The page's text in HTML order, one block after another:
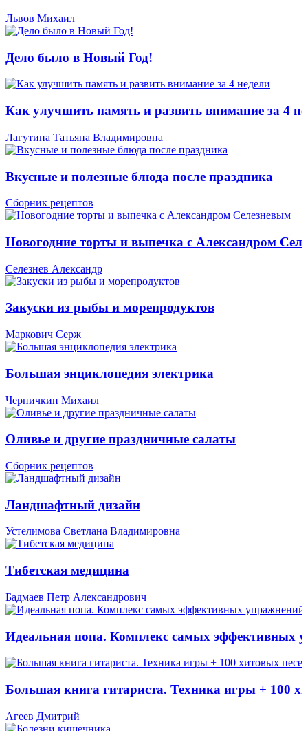
Львов Михаил
Дело было в Новый Год!
Как улучшить память и развить внимание за 4
Лагутина Татьяна Владимировна
Вкусные и полезные блюда после праздника
Сборник рецептов
Новогодние торты и выпечка с Александром
Селезнев Александр
Закуски из рыбы и морепродуктов
Маркович Серж
Большая энциклопедия электрика
Черничкин Михаил
Оливье и другие праздничные салаты
Сборник рецептов
Ландшафтный дизайн
Устелимова Светлана Владимировна
Тибетская медицина
Бадмаев Петр Александрович
Идеальная попа. Комплекс самых эффективных
Большая книга гитариста. Техника игры + 100
Агеев Дмитрий